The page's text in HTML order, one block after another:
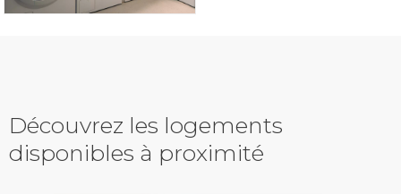
Découvrez les logements
disponibles à proximité